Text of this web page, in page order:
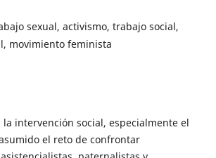
sexual, activismo, trabajo social,
movimiento feminista
intervención social, especialmente el
el reto de confrontar